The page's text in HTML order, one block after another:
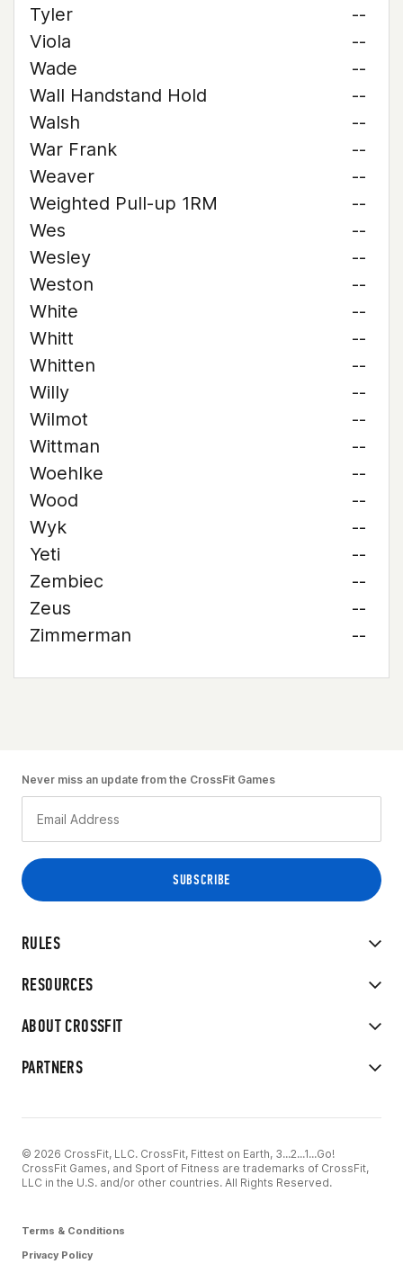
Tyler
--
Viola
--
Wade
--
Wall Handstand Hold
--
Walsh
--
War Frank
--
Weaver
--
Weighted Pull-up 1RM
--
Wes
--
Wesley
--
Weston
--
White
--
Whitt
--
Whitten
--
Willy
--
Wilmot
--
Wittman
--
Woehlke
--
Wood
--
Wyk
--
Yeti
--
Zembiec
--
Zeus
--
Zimmerman
--
RULES
RESOURCES
ABOUT CROSSFIT
PARTNERS
Never miss an update from the CrossFit Games
© 2026 CrossFit, LLC. CrossFit, Fittest on Earth, 3...2...1...Go!
CrossFit Games, and Sport of Fitness are trademarks of CrossFit,
LLC in the U.S. and/or other countries. All Rights Reserved.
Terms & Conditions
Privacy Policy